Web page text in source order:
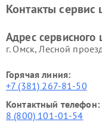
Контакты сервис
Адрес сервисного
г. Омск, ​Лесной
Горячая линия:
+7 (381) 267-81-50
Контактный телефон:
8 (800) 101-01-54